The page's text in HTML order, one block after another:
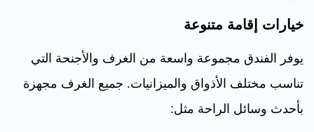
خيارات إقامة متنوعة
يوفر الفندق مجموعة واسعة من الغرف والأجنحة التي
تناسب مختلف الأذواق والميزانيات. جميع الغرف مجهزة
بأحدث وسائل الراحة مثل: